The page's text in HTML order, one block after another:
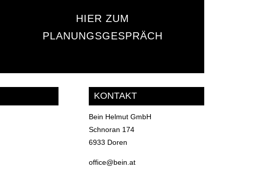
HIER ZUM
PLANUNGSGESPRÄCH
KONTAKT
Bein Helmut GmbH
Schnoran 174
6933 Doren
office@bein.at